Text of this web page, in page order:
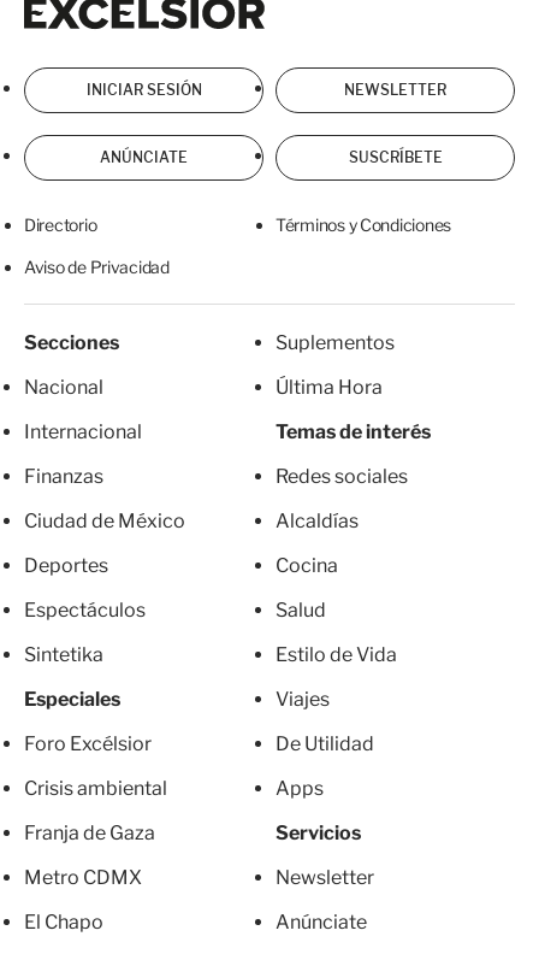
INICIAR SESIÓN NEWSLETTER
ANÚNCIATE SUSCRÍBETE
Directorio Términos y Condiciones
Aviso de Privacidad
Secciones
Nacional
Internacional
Finanzas
Ciudad de México
Deportes
Espectáculos
Sintetika
Especiales
Foro Excélsior
Crisis ambiental
Franja de Gaza
Metro CDMX
El Chapo
Suplementos
Última Hora
Temas de interés
Redes sociales
Alcaldías
Cocina
Salud
Estilo de Vida
Viajes
De Utilidad
Apps
Servicios
Newsletter
Anúnciate